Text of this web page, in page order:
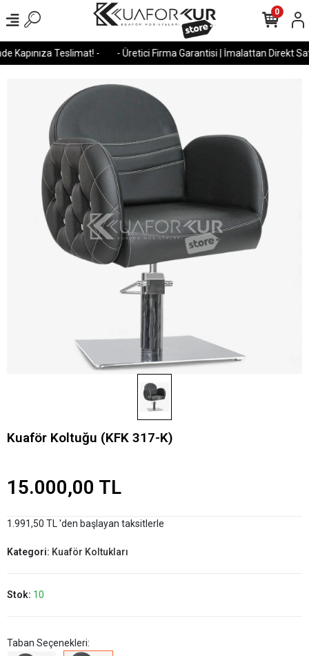
Kapınıza Teslimat! - - Üretici Firma Garantisi | İmalattan Direkt
0
Kuaför Koltuğu (KFK 317-K)
15.000,00 TL
1.991,50 TL 'den başlayan taksitlerle
Kategori: Kuaför Koltukları
Stok: 10
Taban Seçenekleri: